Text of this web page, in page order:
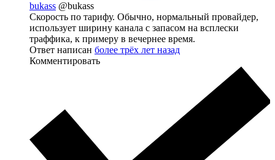
bukass @bukass
Скорость по тарифу. Обычно, нормальный провайдер,
использует ширину канала с запасом на всплески
траффика, к примеру в вечернее время.
Ответ написан более трёх лет назад
Комментировать